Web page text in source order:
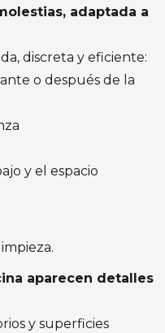
adaptada a
discreta y eficiente:
o después de la
y el espacio
aparecen detalles
y superficies